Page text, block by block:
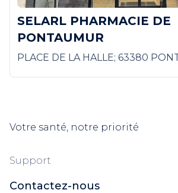
SELARL PHARMACIE DE
PONTAUMUR
PLACE DE LA HALLE; 63380
Votre santé, notre priorité
Support
Contactez-nous